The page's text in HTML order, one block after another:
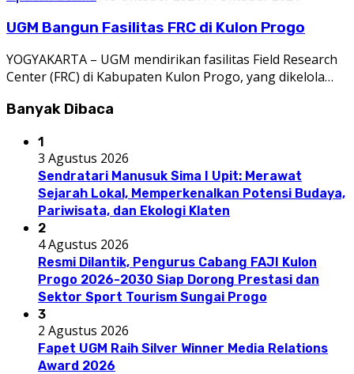
UGM Bangun Fasilitas FRC di Kulon Progo
YOGYAKARTA – UGM mendirikan fasilitas Field Research
Center (FRC) di Kabupaten Kulon Progo, yang dikelola…
Banyak Dibaca
1
3 Agustus 2026
Sendratari Manusuk Sima I Upit: Merawat
Sejarah Lokal, Memperkenalkan Potensi Budaya,
Pariwisata, dan Ekologi Klaten
2
4 Agustus 2026
Resmi Dilantik, Pengurus Cabang FAJI Kulon
Progo 2026-2030 Siap Dorong Prestasi dan
Sektor Sport Tourism Sungai Progo
3
2 Agustus 2026
Fapet UGM Raih Silver Winner Media Relations
Award 2026